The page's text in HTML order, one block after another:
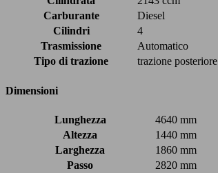
Carburante
Diesel
Cilindri
4
Trasmissione
Automatico
Tipo di trazione
trazione posteriore
Dimensioni
Lunghezza
4640 mm
Altezza
1440 mm
Larghezza
1860 mm
Passo
2820 mm